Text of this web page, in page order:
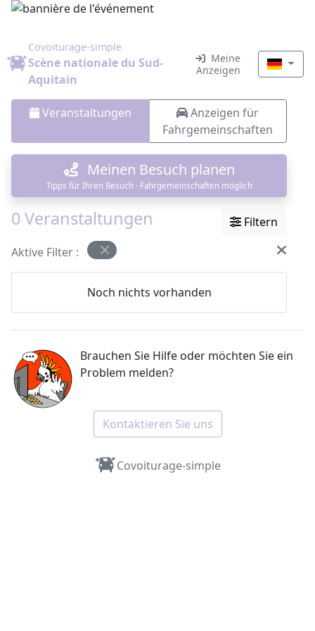
Covoiturage-simple
Scène nationale du Sud-
Aquitain
Meine
Anzeigen
Veranstaltungen
Anzeigen für
Fahrgemeinschaften
Meinen Besuch planen
Tipps für Ihren Besuch · Fahrgemeinschaften möglich
0 Veranstaltungen
Filtern
Aktive Filter :
Noch nichts vorhanden
Brauchen Sie Hilfe oder möchten Sie ein
Problem melden?
Kontaktieren Sie uns
Covoiturage-simple